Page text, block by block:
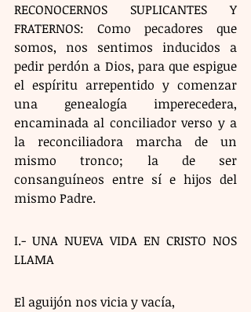
RECONOCERNOS SUPLICANTES Y
FRATERNOS: Como pecadores que
somos, nos sentimos inducidos a
pedir perdón a Dios, para que espigue
el espíritu arrepentido y comenzar
una genealogía imperecedera,
encaminada al conciliador verso y a
la reconciliadora marcha de un
mismo tronco; la de ser
consanguíneos entre sí e hijos del
mismo Padre.
I.- UNA NUEVA VIDA EN CRISTO NOS
LLAMA
El aguijón nos vicia y vacía,